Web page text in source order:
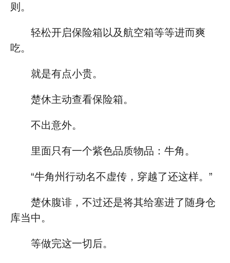
则。
轻松开启保险箱以及航空箱等等进而爽
吃。
就是有点小贵。
楚休主动查看保险箱。
不出意外。
里面只有一个紫色品质物品：牛角。
“牛角州行动名不虚传，穿越了还这样。”
楚休腹诽，不过还是将其给塞进了随身仓
库当中。
等做完这一切后。